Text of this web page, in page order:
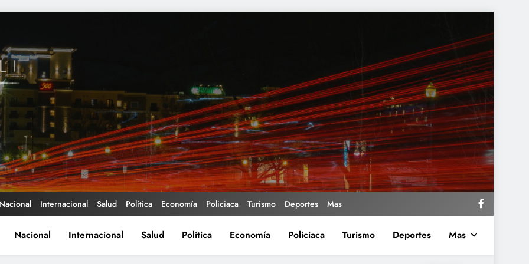
Nacional Internacional Salud Política Economía Policiaca Turismo Deportes Mas
Nacional Internacional Salud Política Economía Policiaca Turismo Deportes Mas